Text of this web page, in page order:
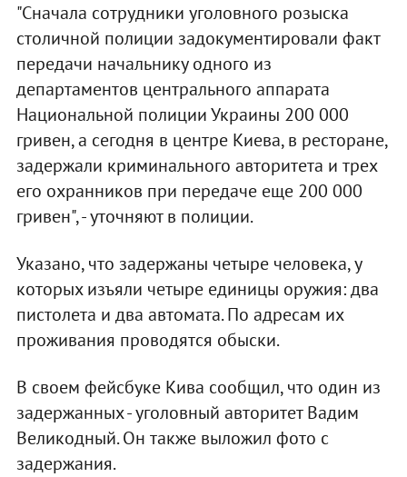
"Сначала сотрудники уголовного розыска
столичной полиции задокументировали факт
передачи начальнику одного из
департаментов центрального аппарата
Национальной полиции Украины 200 000
гривен, а сегодня в центре Киева, в ресторане,
задержали криминального авторитета и трех
его охранников при передаче еще 200 000
гривен", - уточняют в полиции.
Указано, что задержаны четыре человека, у
которых изъяли четыре единицы оружия: два
пистолета и два автомата. По адресам их
проживания проводятся обыски.
В своем фейсбуке Кива сообщил, что один из
задержанных - уголовный авторитет Вадим
Великодный. Он также выложил фото с
задержания.